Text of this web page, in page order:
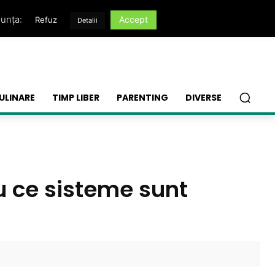
TIMP LIBER PARENTING DIVERSE
ce sisteme sunt
Refuz Detalii Accept